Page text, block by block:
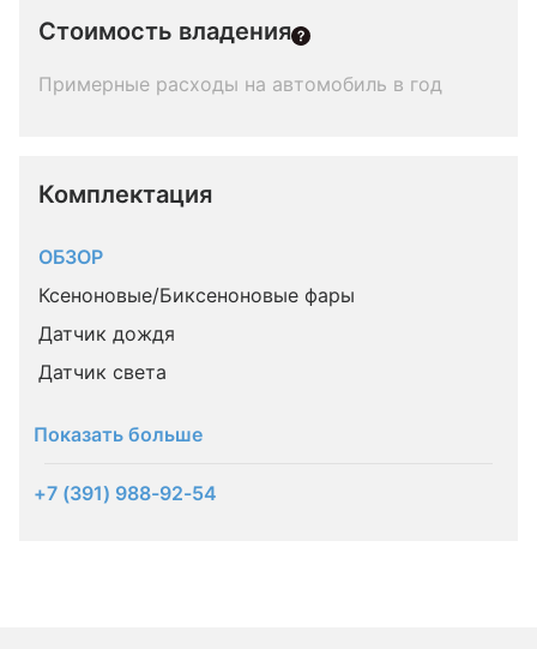
Стоимость владения
Примерные расходы на автомобиль в год
Комплектация
ОБЗОР
Ксеноновые/Биксеноновые фары
Датчик дождя
Датчик света
Показать больше
+7 (391) 988-92-54